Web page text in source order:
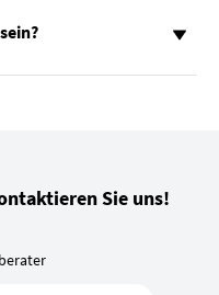
Sie uns!